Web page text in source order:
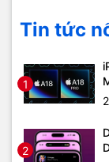
Tin tức
1
2